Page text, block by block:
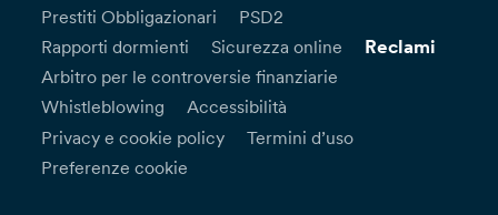
Prestiti Obbligazionari
PSD2
Rapporti dormienti
Sicurezza online Reclami
Arbitro per le controversie finanziarie
Whistleblowing
Accessibilità
Privacy e cookie policy
Termini d’uso
Preferenze cookie